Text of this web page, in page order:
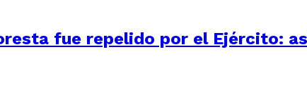
fue repelido por el Ejército: